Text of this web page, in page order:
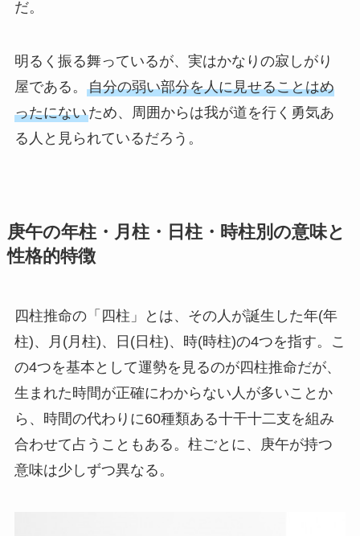
だ。
明るく振る舞っているが、実はかなりの寂しがり
屋である。 自分の弱い部分を人に見せることはめ
ったにないため、周囲からは我が道を行く勇気あ
る人と見られているだろう。
庚午の年柱・月柱・日柱・時柱別の意味と
性格的特徴
四柱推命の「四柱」とは、その人が誕生した年(年
柱)、月(月柱)、日(日柱)、時(時柱)の4つを指す。こ
の4つを基本として運勢を見るのが四柱推命だが、
生まれた時間が正確にわからない人が多いことか
ら、時間の代わりに60種類ある十干十二支を組み
合わせて占うこともある。柱ごとに、庚午が持つ
意味は少しずつ異なる。